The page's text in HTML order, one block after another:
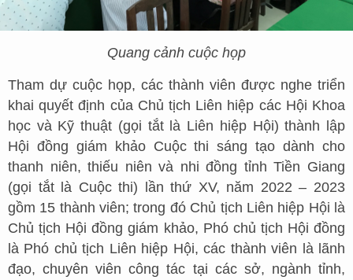
Quang cảnh cuộc họp
Tham dự cuộc họp, các thành viên được nghe triển
khai quyết định của Chủ tịch Liên hiệp các Hội Khoa
học và Kỹ thuật (gọi tắt là Liên hiệp Hội) thành lập
Hội đồng giám khảo Cuộc thi sáng tạo dành cho
thanh niên, thiếu niên và nhi đồng tỉnh Tiền Giang
(gọi tắt là Cuộc thi) lần thứ XV, năm 2022 – 2023
gồm 15 thành viên; trong đó Chủ tịch Liên hiệp Hội là
Chủ tịch Hội đồng giám khảo, Phó chủ tịch Hội đồng
là Phó chủ tịch Liên hiệp Hội, các thành viên là lãnh
đạo, chuyên viên công tác tại các sở, ngành tỉnh,